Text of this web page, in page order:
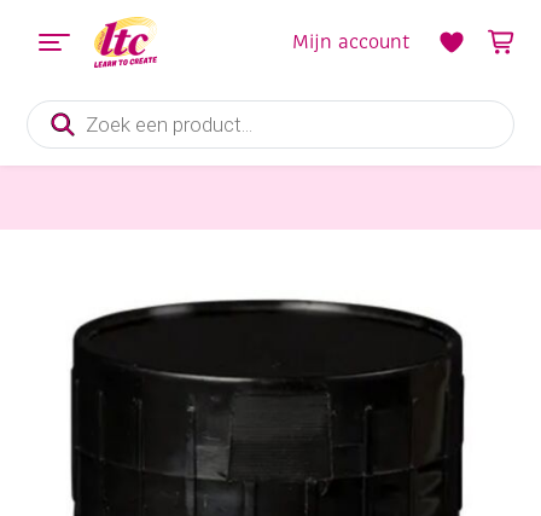
Producten
zoeken
Mijn account